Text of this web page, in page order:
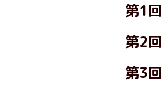
第1回
第2回
第3回